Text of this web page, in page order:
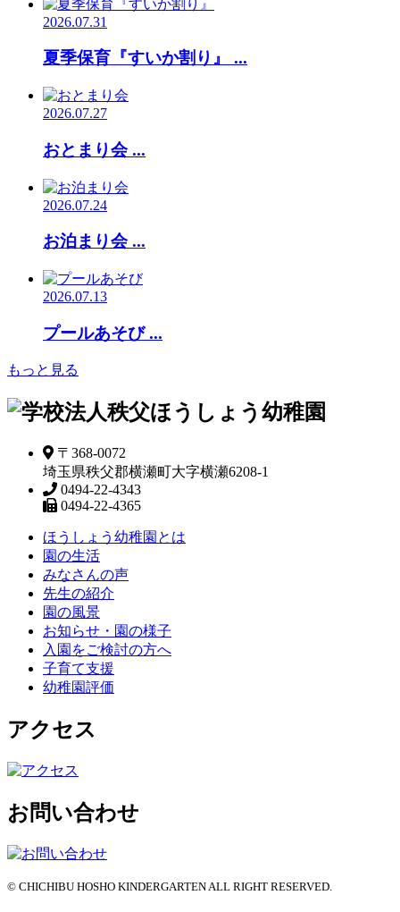
2026.07.31
夏季保育『すいか割り』 ...
2026.07.27
おとまり会 ...
2026.07.24
お泊まり会 ...
2026.07.13
プールあそび ...
もっと見る
〒368-0072
埼玉県秩父郡横瀬町大字横瀬6208-1
0494-22-4343
0494-22-4365
ほうしょう幼稚園とは
園の生活
みなさんの声
先生の紹介
園の風景
お知らせ・園の様子
入園をご検討の方へ
子育て支援
幼稚園評価
アクセス
お問い合わせ
© CHICHIBU HOSHO KINDERGARTEN ALL RIGHT RESERVED.